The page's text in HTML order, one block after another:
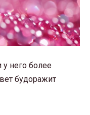
у него более
будоражит